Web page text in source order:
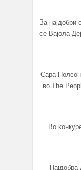
За најдобри
се Вајола
Сара Полсон
во The
Во
Најдобра